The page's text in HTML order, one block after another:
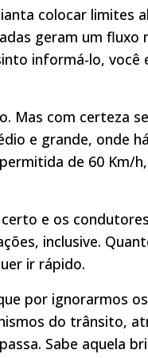
colocar limites
geram um fluxo
informá-lo, você
Mas com certeza
e grande, onde
de 60 Km/
e os condutores
inclusive.
ir rápido.
por ignorarmos
do trânsito,
Sabe aquela